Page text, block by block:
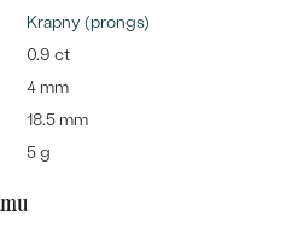
Krapny (prongs)
0.9 ct
4 mm
18.5 mm
5 g